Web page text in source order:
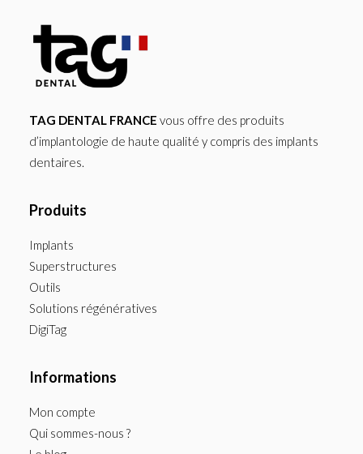
TAG DENTAL FRANCE vous offre des produits
d’implantologie de haute qualité y compris des implants
dentaires.
Produits
Implants
Superstructures
Outils
Solutions régénératives
DigiTag
Informations
Mon compte
Qui sommes-nous ?